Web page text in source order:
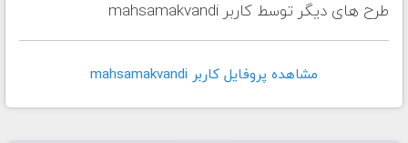
طرح های دیگر توسط کاربر mahsamakvandi
مشاهده پروفايل کاربر mahsamakvandi